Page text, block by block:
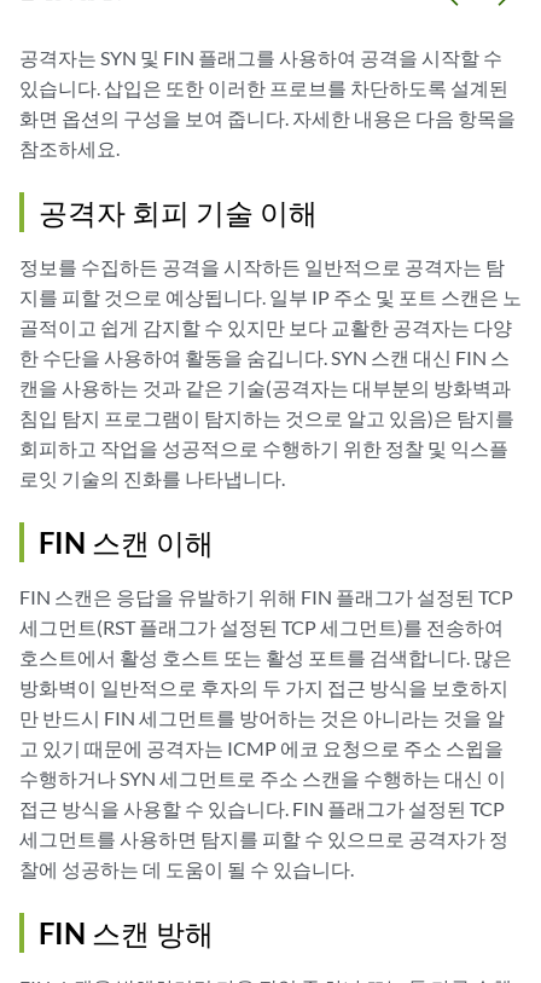
공격자는 SYN 및 FIN 플래그를 사용하여 공격을 시작할 수
있습니다. 삽입은 또한 이러한 프로브를 차단하도록 설계된
화면 옵션의 구성을 보여 줍니다. 자세한 내용은 다음 항목을
참조하세요.
공격자 회피 기술 이해
정보를 수집하든 공격을 시작하든 일반적으로 공격자는 탐
지를 피할 것으로 예상됩니다. 일부 IP 주소 및 포트 스캔은 노
골적이고 쉽게 감지할 수 있지만 보다 교활한 공격자는 다양
한 수단을 사용하여 활동을 숨깁니다. SYN 스캔 대신 FIN 스
캔을 사용하는 것과 같은 기술(공격자는 대부분의 방화벽과
침입 탐지 프로그램이 탐지하는 것으로 알고 있음)은 탐지를
회피하고 작업을 성공적으로 수행하기 위한 정찰 및 익스플
로잇 기술의 진화를 나타냅니다.
FIN 스캔 이해
FIN 스캔은 응답을 유발하기 위해 FIN 플래그가 설정된 TCP
세그먼트(RST 플래그가 설정된 TCP 세그먼트)를 전송하여
호스트에서 활성 호스트 또는 활성 포트를 검색합니다. 많은
방화벽이 일반적으로 후자의 두 가지 접근 방식을 보호하지
만 반드시 FIN 세그먼트를 방어하는 것은 아니라는 것을 알
고 있기 때문에 공격자는 ICMP 에코 요청으로 주소 스윕을
수행하거나 SYN 세그먼트로 주소 스캔을 수행하는 대신 이
접근 방식을 사용할 수 있습니다. FIN 플래그가 설정된 TCP
세그먼트를 사용하면 탐지를 피할 수 있으므로 공격자가 정
찰에 성공하는 데 도움이 될 수 있습니다.
FIN 스캔 방해